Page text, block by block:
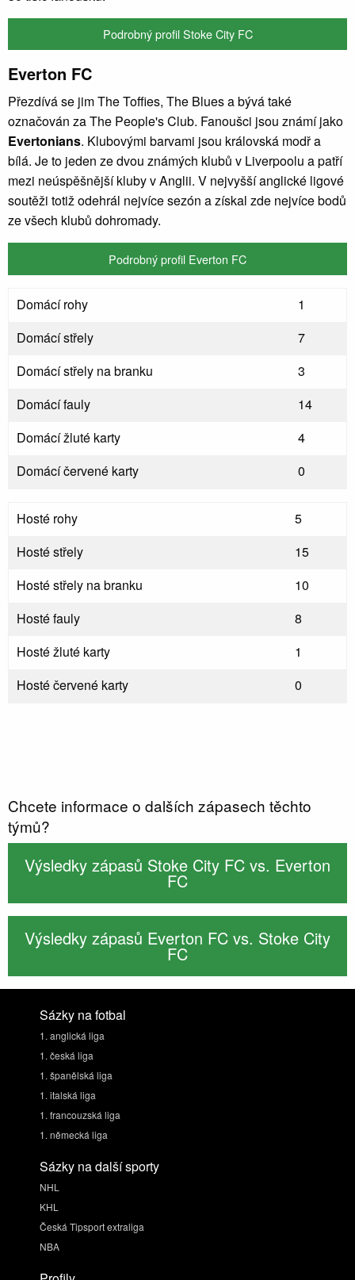
Podrobný profil Stoke City FC
Everton FC
Přezdívá se jim The Toffies, The Blues a bývá také
označován za The People's Club. Fanoušci jsou známí jako
Evertonians. Klubovými barvami jsou královská modř a
bílá. Je to jeden ze dvou známých klubů v Liverpoolu a patří
mezi neúspěšnější kluby v Anglii. V nejvyšší anglické ligové
soutěži totiž odehrál nejvíce sezón a získal zde nejvíce bodů
ze všech klubů dohromady.
Podrobný profil Everton FC
Domácí rohy
1
Domácí střely
7
Domácí střely na branku
3
Domácí fauly
14
Domácí žluté karty
4
Domácí červené karty
0
Hosté rohy
5
Hosté střely
15
Hosté střely na branku
10
Hosté fauly
8
Hosté žluté karty
1
Hosté červené karty
0
Chcete informace o dalších zápasech těchto
týmů?
Výsledky zápasů Stoke City FC vs. Everton
FC
Výsledky zápasů Everton FC vs. Stoke City
FC
Sázky na fotbal
1. anglická liga
1. česká liga
1. španělská liga
1. italská liga
1. francouzská liga
1. německá liga
Sázky na další sporty
NHL
KHL
Česká Tipsport extraliga
NBA